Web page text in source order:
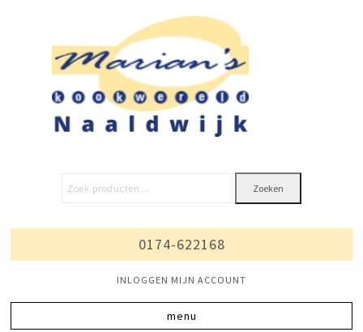
Zoeken
0174-622168
INLOGGEN MIJN ACCOUNT